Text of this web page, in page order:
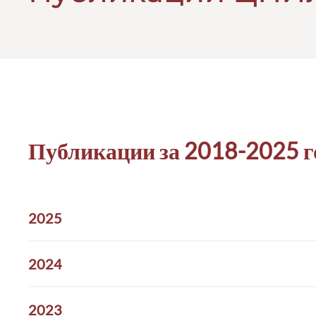
Публикации за 2018-2025
2025
2024
2023